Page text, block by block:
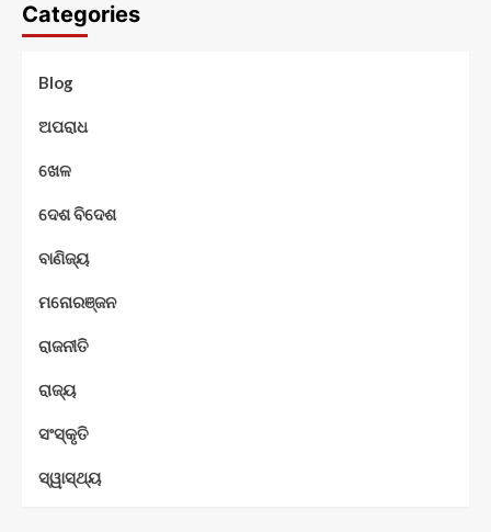
Categories
Blog
ଅପରାଧ
ଖେଳ
ଦେଶ ବିଦେଶ
ବାଣିଜ୍ୟ
ମନୋରଞ୍ଜନ
ରାଜନୀତି
ରାଜ୍ୟ
ସଂସ୍କୃତି
ସ୍ୱାସ୍ଥ୍ୟ